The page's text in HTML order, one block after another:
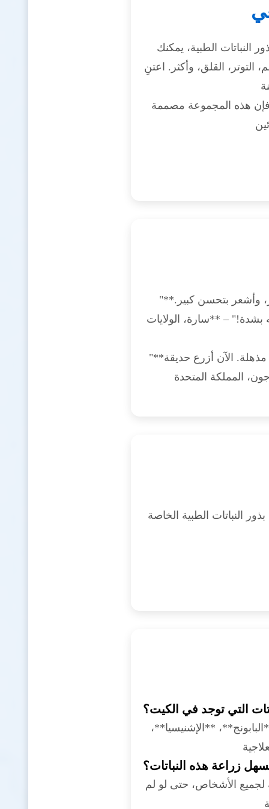
النباتات الطبية، يمكنك
القلق، وأكثر. اعتنِ
هذه المجموعة مصممة
"**رائع!** بدأت باستخدام هذه النباتات منذ بضعة أشهر، وأشعر بتحسن كبير.
– **سارة، الولايات
"**مجموعة مذهلة!** من السهل زراعة النباتات والفوائد مذهلة. الآن أزرع حديقة
المملكة المتحدة
الطبية الخاصة
التي توجد في الكيت؟
**البابونج**، **الإشنيسيا**،
زراعة هذه النباتات؟
لجميع الأشخاص، حتى لو لم